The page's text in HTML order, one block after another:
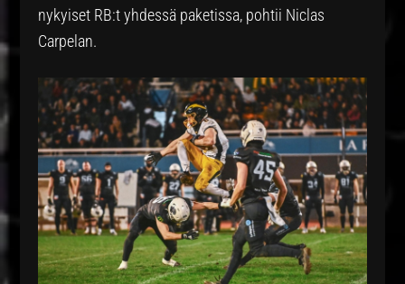
nykyiset RB:t yhdessä paketissa, pohtii Niclas
Carpelan.